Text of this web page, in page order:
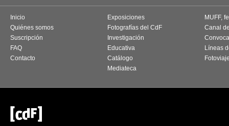
Inicio
Quiénes somos
Suscripción
FAQ
Contacto
Exposiciones
Fotografías del CdF
Investigación
Educativa
Catálogo
Mediateca
MUFF,
Canal
Líneas